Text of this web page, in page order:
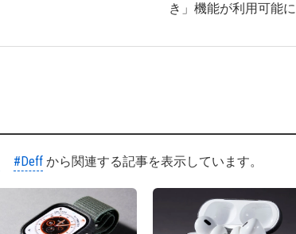
き」機能が利用可能に
#Deff から関連する記事を表示しています。